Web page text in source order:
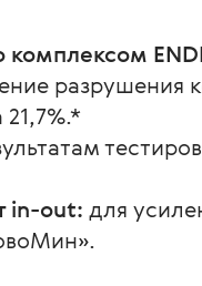
комплексом
разрушения
in-out: для